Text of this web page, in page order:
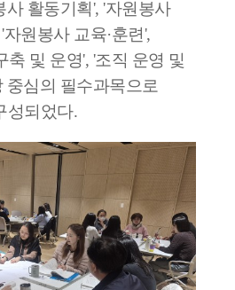
사 활동기획', '자원봉사
원봉사 교육·훈련',
축 및 운영', '조직 운영 및
중심의 필수과목으로
성되었다.